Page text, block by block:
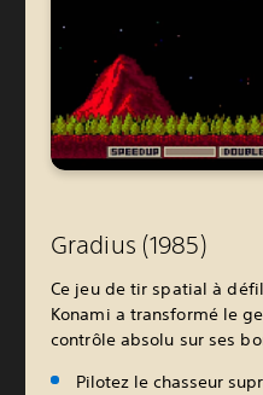
Gradius (1985)
Ce jeu de tir spatial à
Konami a transformé le
contrôle absolu sur ses
Pilotez le chasseur